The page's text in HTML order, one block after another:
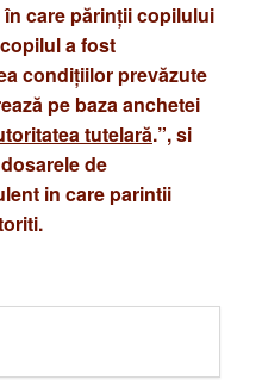
în care părinţii copilului
a fost
condiţiilor prevăzute
pe baza anchetei
tutelară.”, si
de
in care parintii